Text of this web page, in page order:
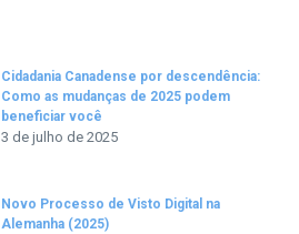
Cidadania Canadense por descendência:
Como as mudanças de 2025 podem
beneficiar você
3 de julho de 2025
Novo Processo de Visto Digital na
Alemanha (2025)